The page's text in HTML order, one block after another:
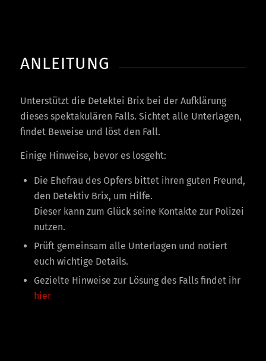
ANLEITUNG
Unterstützt die Detektei Brix bei der Aufklärung
dieses spektakulären Falls. Sichtet alle Unterlagen,
findet Beweise und löst den Fall.
Einige Hinweise, bevor es losgeht:
Die Ehefrau des Opfers bittet ihren guten Freund,
den Detektiv Brix, um Hilfe.
Dieser kann zum Glück seine Kontakte zur Polizei
nutzen.
Prüft gemeinsam alle Unterlagen und notiert
euch wichtige Details.
Gezielte Hinweise zur Lösung des Falls findet ihr
hier